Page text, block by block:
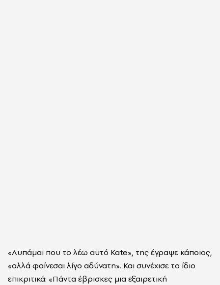
«Λυπάμαι που το λέω αυτό Kate», της έγραψε κάποιος,
«αλλά φαίνεσαι λίγο αδύνατη». Και συνέχισε το ίδιο
επικριτικά: «Πάντα έβρισκες μια εξαιρετική